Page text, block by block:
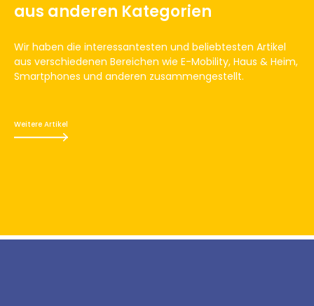
aus anderen Kategorien
Wir haben die interessantesten und beliebtesten Artikel
aus verschiedenen Bereichen wie E-Mobility, Haus & Heim,
Smartphones und anderen zusammengestellt.
Weitere Artikel